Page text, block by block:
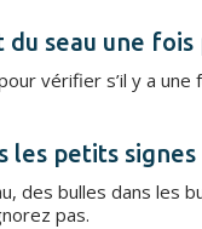
du seau une fois
vérifier s’il y a une
les petits signes
des bulles dans les
pas.